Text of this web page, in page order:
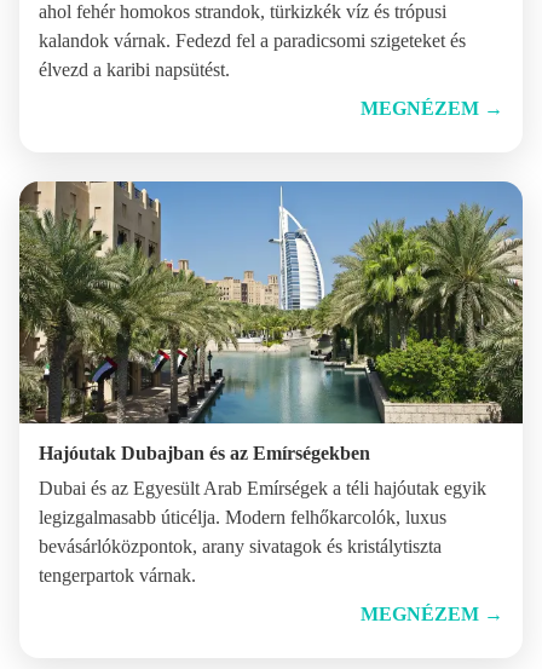
ahol fehér homokos strandok, türkizkék víz és trópusi
kalandok várnak. Fedezd fel a paradicsomi szigeteket és
élvezd a karibi napsütést.
MEGNÉZEM →
Hajóutak Dubajban és az Emírségekben
Dubai és az Egyesült Arab Emírségek a téli hajóutak egyik
legizgalmasabb úticélja. Modern felhőkarcolók, luxus
bevásárlóközpontok, arany sivatagok és kristálytiszta
tengerpartok várnak.
MEGNÉZEM →